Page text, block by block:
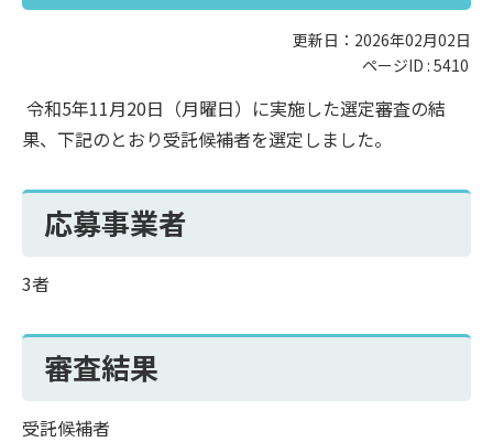
更新日：2026年02月02日
ページID : 5410
令和5年11月20日（月曜日）に実施した選定審査の結
果、下記のとおり受託候補者を選定しました。
応募事業者
3者
審査結果
受託候補者